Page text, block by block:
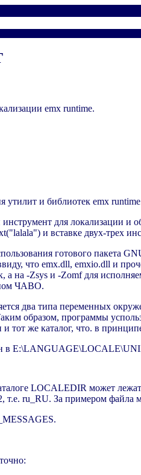
emx runtime.
утилит и библиотек emx
для локализации
и вставке двух-трех
готового пакета
что emx.dll, emxio.dll и
на -Zsys и -Zomf для
ЧАВО.
два типа переменных
образом, программы
же каталог, что. в
в
LOCALEDIR может
ru_RU. За примером файла